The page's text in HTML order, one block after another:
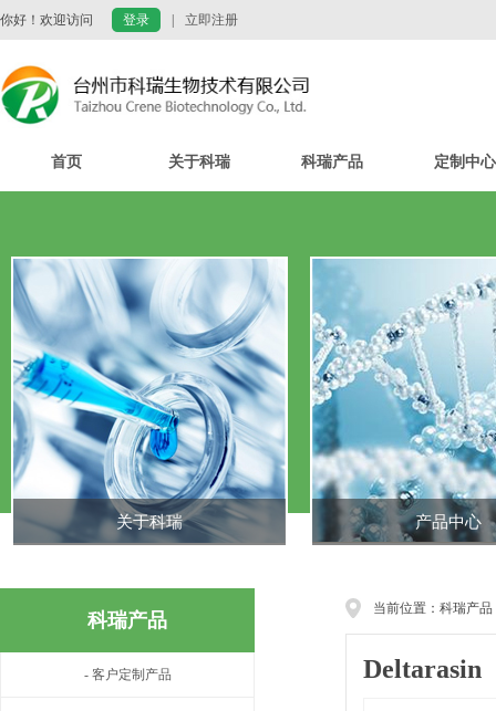
你好！欢迎访问 登录 立即注册
首页 关于科瑞 科瑞产品 定制中心
关于科瑞 产品中心
科瑞产品
- 客户定制产品
当前位置：科瑞产品
Deltarasin